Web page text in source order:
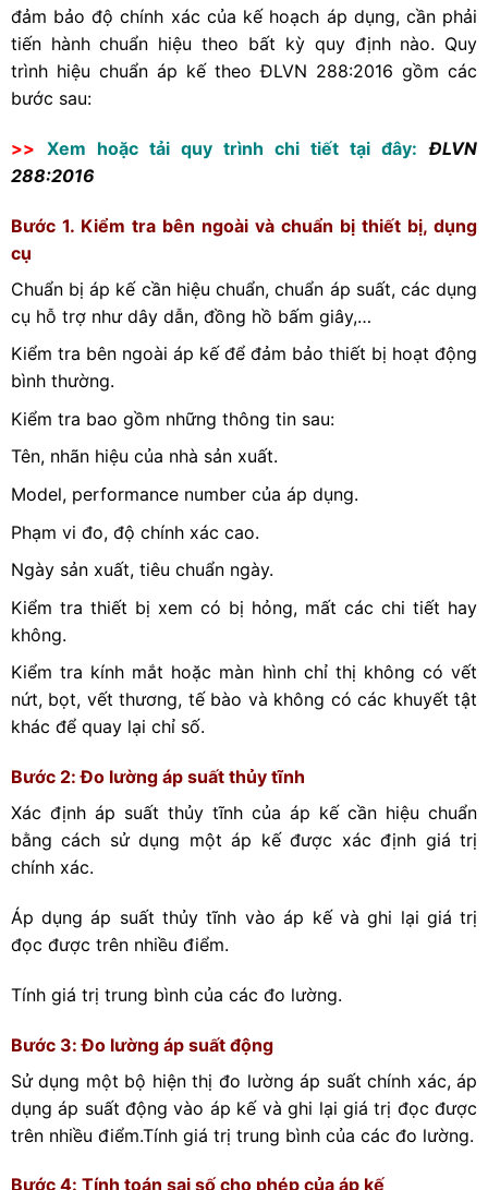
đảm bảo độ chính xác của kế hoạch áp dụng, cần phải
tiến hành chuẩn hiệu theo bất kỳ quy định nào. Quy
trình hiệu chuẩn áp kế theo ĐLVN 288:2016 gồm các
bước sau:
>> Xem hoặc tải quy trình chi tiết tại đây:
ĐLVN
288:2016
Bước 1. Kiểm tra bên ngoài và chuẩn bị thiết bị, dụng
cụ
Chuẩn bị áp kế cần hiệu chuẩn, chuẩn áp suất, các dụng
cụ hỗ trợ như dây dẫn, đồng hồ bấm giây,…
Kiểm tra bên ngoài áp kế để đảm bảo thiết bị hoạt động
bình thường.
Kiểm tra bao gồm những thông tin sau:
Tên, nhãn hiệu của nhà sản xuất.
Model, performance number của áp dụng.
Phạm vi đo, độ chính xác cao.
Ngày sản xuất, tiêu chuẩn ngày.
Kiểm tra thiết bị xem có bị hỏng, mất các chi tiết hay
không.
Kiểm tra kính mắt hoặc màn hình chỉ thị không có vết
nứt, bọt, vết thương, tế bào và không có các khuyết tật
khác để quay lại chỉ số.
Bước 2: Đo lường áp suất thủy tĩnh
Xác định áp suất thủy tĩnh của áp kế cần hiệu chuẩn
bằng cách sử dụng một áp kế được xác định giá trị
chính xác.
Áp dụng áp suất thủy tĩnh vào áp kế và ghi lại giá trị
đọc được trên nhiều điểm.
Tính giá trị trung bình của các đo lường.
Bước 3: Đo lường áp suất động
Sử dụng một bộ hiện thị đo lường áp suất chính xác, áp
dụng áp suất động vào áp kế và ghi lại giá trị đọc được
trên nhiều điểm.Tính giá trị trung bình của các đo lường.
Bước 4: Tính toán sai số cho phép của áp kế